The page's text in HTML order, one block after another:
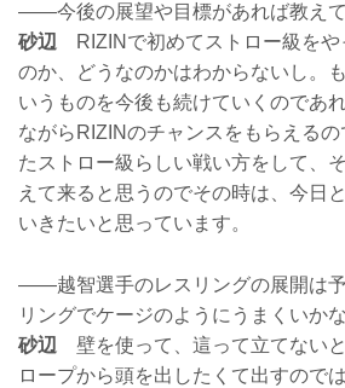
——今後の展望や目標があれば教えて
砂辺 RIZINで初めてストロー級をや
のか、どうなのかはわからないし。
いうものを今後も続けていくのであ
ながらRIZINのチャンスをもらえるの
たストロー級らしい戦い方をして、
えて来ると思うのでその時は、今日
いきたいと思っています。
——越智選手のレスリングの展開は予
リングでケージのようにうまくいか
砂辺 壁を使って、這って立てないと
ロープから頭を出したくて出すので